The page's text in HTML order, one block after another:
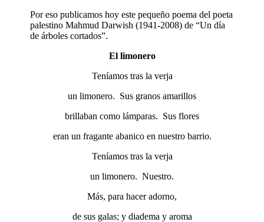
Por eso publicamos hoy este pequeño poema del poeta
palestino Mahmud Darwish (1941-2008) de “Un día
de árboles cortados”.
El limonero
Teníamos tras la verja
un limonero. Sus granos amarillos
brillaban como lámparas. Sus flores
eran un fragante abanico en nuestro barrio.
Teníamos tras la verja
un limonero. Nuestro.
Más, para hacer adorno,
de sus galas; y diadema y aroma